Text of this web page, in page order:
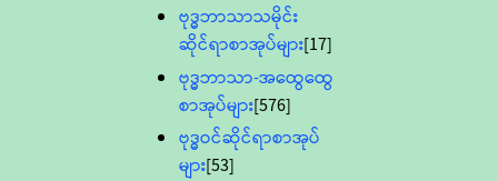
ဗုဒ္ဓဘာသာသမိုင်း
ဆိုင်ရာစာအုပ်များ[17]
ဗုဒ္ဓဘာသာ-အထွေထွေ
စာအုပ်များ[576]
ဗုဒ္ဓဝင်ဆိုင်ရာစာအုပ်
များ[53]